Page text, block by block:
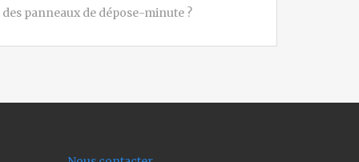
des panneaux de dépose-minute ?